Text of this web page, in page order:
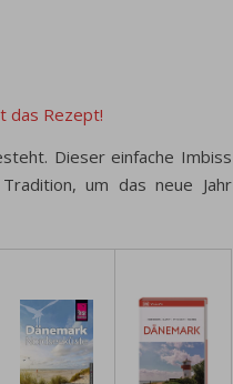
das Rezept!
Dieser einfache Imbiss
um das neue Jahr